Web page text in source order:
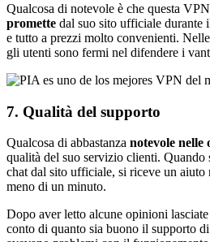
Qualcosa di notevole è che questa VPN
promette dal suo sito ufficiale durante
e tutto a prezzi molto convenienti.
gli utenti sono fermi nel difendere i
7. Qualità del supporto
Qualcosa di abbastanza notevole nelle
qualità del suo servizio clienti.
chat dal sito ufficiale, si riceve un aiuto
meno di un minuto.
Dopo aver letto alcune opinioni
conto di quanto sia buono il supporto